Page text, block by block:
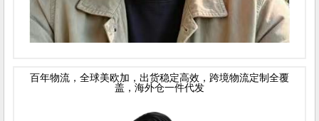
百年物流，全球美欧加，出货稳定高效，跨境物流定制全覆
盖，海外仓一件代发